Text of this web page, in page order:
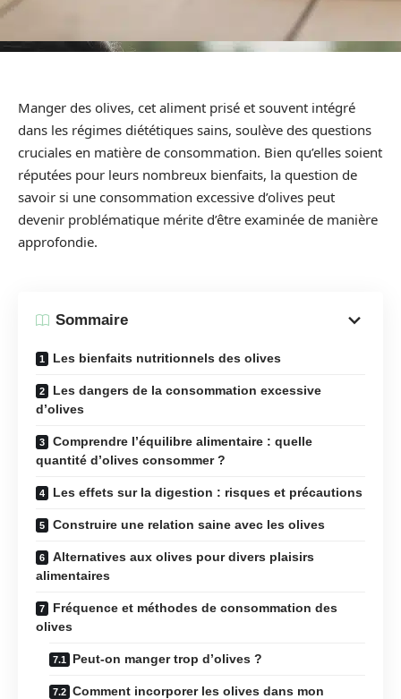
Manger des olives, cet aliment prisé et souvent intégré
dans les régimes diététiques sains, soulève des questions
cruciales en matière de consommation. Bien qu’elles soient
réputées pour leurs nombreux bienfaits, la question de
savoir si une consommation excessive d’olives peut
devenir problématique mérite d’être examinée de manière
approfondie.
Sommaire
Les bienfaits nutritionnels des olives
Les dangers de la consommation excessive
d’olives
Comprendre l’équilibre alimentaire : quelle
quantité d’olives consommer ?
Les effets sur la digestion : risques et précautions
Construire une relation saine avec les olives
Alternatives aux olives pour divers plaisirs
alimentaires
Fréquence et méthodes de consommation des
olives
Peut-on manger trop d’olives ?
Comment incorporer les olives dans mon